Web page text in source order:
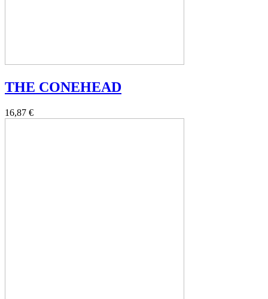
THE CONEHEAD
16,87 €